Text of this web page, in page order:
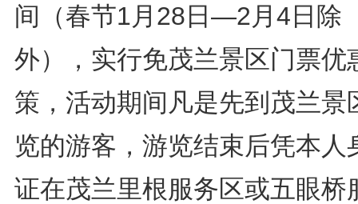
间（春节1月28日—2月4日除
外），实行免茂兰景区门票优
策，活动期间凡是先到茂兰景
览的游客，游览结束后凭本人
证在茂兰里根服务区或五眼桥